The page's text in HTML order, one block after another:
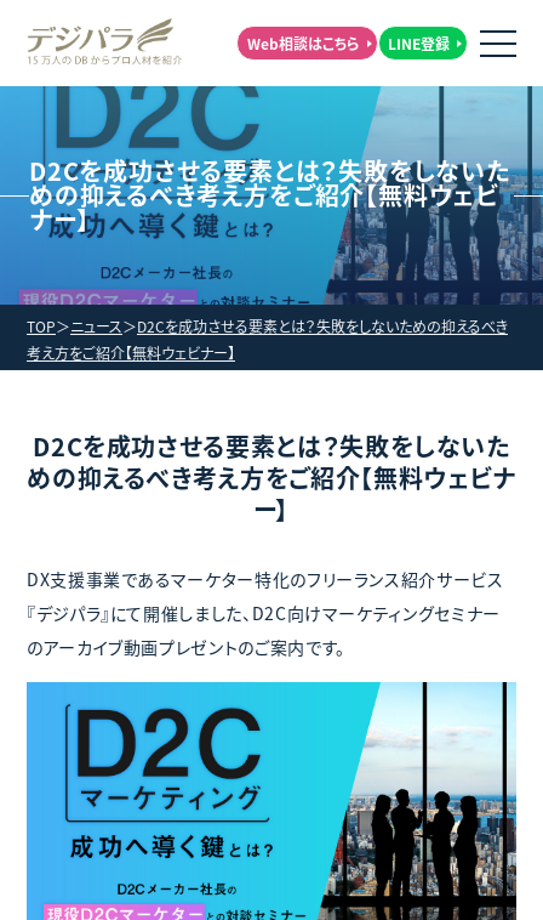
Web相談はこちら LINE登録
D2Cを成功させる要素とは？失敗をしないた
めの抑えるべき考え方をご紹介【無料ウェビ
ナー】
TOP ニュース
D2Cを成功させる要素とは？失敗をしないための抑えるべき
考え方をご紹介【無料ウェビナー】
D2Cを成功させる要素とは？失敗をしないた
めの抑えるべき考え方をご紹介【無料ウェビナ
ー】
DX支援事業であるマーケター特化のフリーランス紹介サービス
『デジパラ』にて開催しました、D2C向けマーケティングセミナー
のアーカイブ動画プレゼントのご案内です。